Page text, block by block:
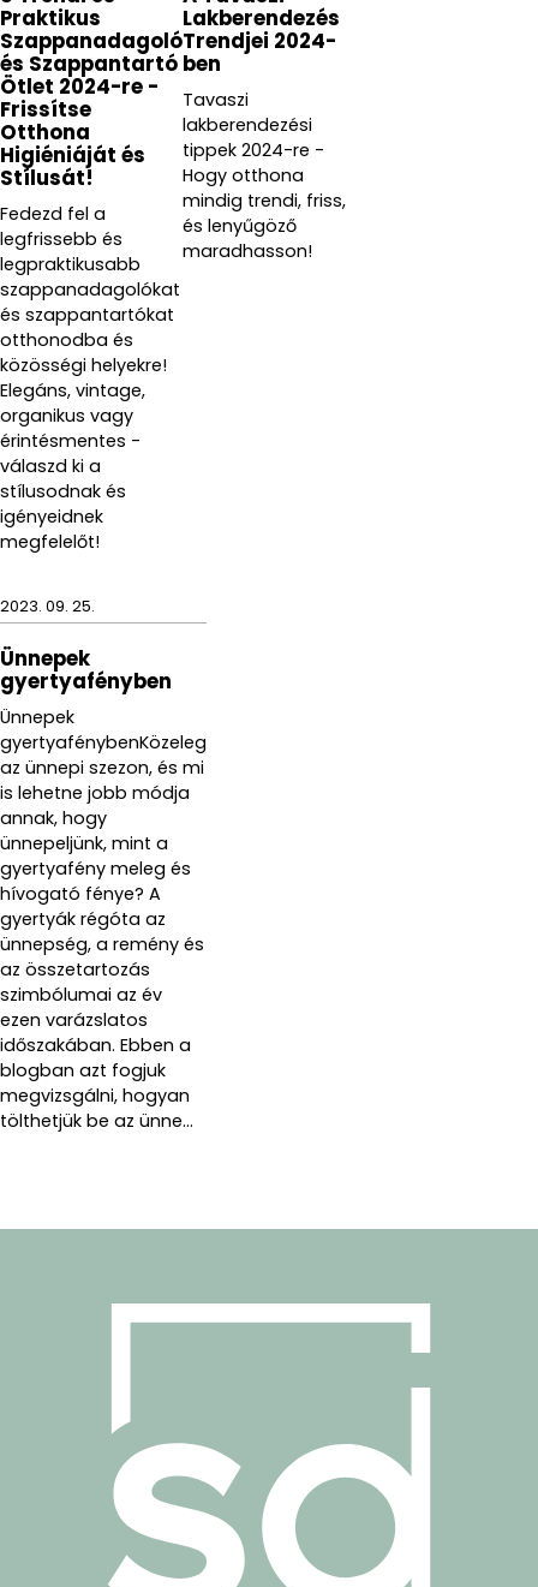
Praktikus
Szappanadagoló
és Szappantartó
Ötlet 2024-re -
Frissítse
Otthona
Higiéniáját és
Stílusát!
Fedezd fel a
legfrissebb és
legpraktikusabb
szappanadagolókat
és szappantartókat
otthonodba és
közösségi helyekre!
Elegáns, vintage,
organikus vagy
érintésmentes -
válaszd ki a
stílusodnak és
igényeidnek
megfelelőt!
Lakberendezés
Trendjei 2024-
ben
Tavaszi
lakberendezési
tippek 2024-re -
Hogy otthona
mindig trendi, friss,
és lenyűgöző
maradhasson!
2023. 09. 25.
Ünnepek
gyertyafényben
Ünnepek
gyertyafénybenKözeleg
az ünnepi szezon, és mi
is lehetne jobb módja
annak, hogy
ünnepeljünk, mint a
gyertyafény meleg és
hívogató fénye? A
gyertyák régóta az
ünnepség, a remény és
az összetartozás
szimbólumai az év
ezen varázslatos
időszakában. Ebben a
blogban azt fogjuk
megvizsgálni, hogyan
tölthetjük be az ünne...